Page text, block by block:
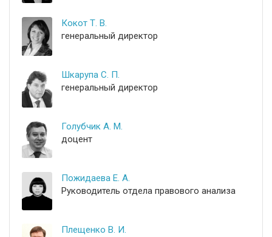
Кокот Т. В.
генеральный директор
Шкарупа С. П.
генеральный директор
Голубчик А. М.
доцент
Пожидаева Е. А.
Руководитель отдела правового анализа
Плещенко В. И.